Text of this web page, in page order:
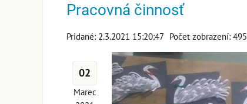
Pracovná činnosť
Pridané: 2.3.2021 15:20:47 Počet zobrazení: 495
02
Marec